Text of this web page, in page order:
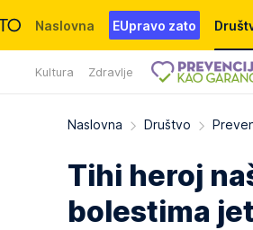
Naslovna EUpravo zato
Kultura Zdravlje
Događaji News WMG
Naslovna Društvo
Tihi heroj
bolestima